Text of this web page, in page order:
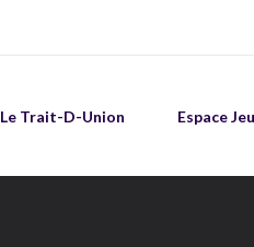
Le Trait-D-Union Espace